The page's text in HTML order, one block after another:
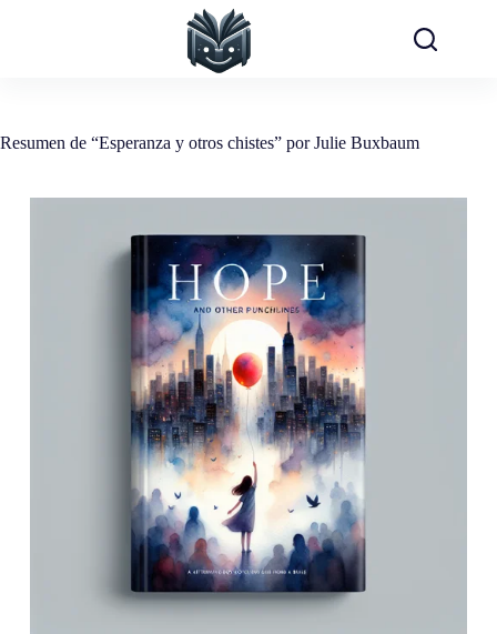
Resumen de “Esperanza y otros chistes” por Julie Buxbaum